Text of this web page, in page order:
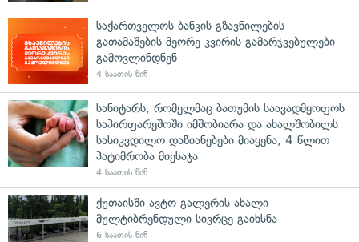
საქართველოს ბანკის გზავნილების
გათამაშების მეორე კვირის გამარჯვებულები
გამოვლინდნენ
4 საათის წინ
სანიტარს, რომელმაც ბათუმის საავადმყოფოს
საპირფარეშოში იმშობიარა და ახალშობილს
სასიკვდილო დაზიანებები მიაყენა, 4 წლით
პატიმრობა მიესაჯა
4 საათის წინ
ქუთაისში ავტო გალერის ახალი
მულტიბრენდული სივრცე გაიხსნა
6 საათის წინ